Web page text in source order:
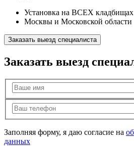
Установка на ВСЕХ кладбищах
Москвы и Московской области
Заказать выезд специалиста
Заказать выезд
Заполняя форму, я даю согласие на
данных